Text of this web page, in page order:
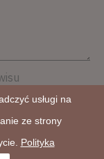
usługi na
ze strony
Polityka